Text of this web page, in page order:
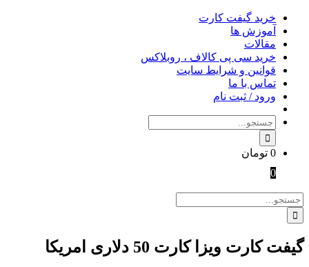
Skip
content
خرید گیفت کارت
آموزش ها
مقالات
خرید سی پی کالاف ، روبلاکس
قوانین و شرایط سایت
تماس با ما
ورود / ثبت نام
جستجو
برای:
0 تومان
0
جستجو
برای:
گیفت کارت ویزا کارت 50 دلاری امریکا